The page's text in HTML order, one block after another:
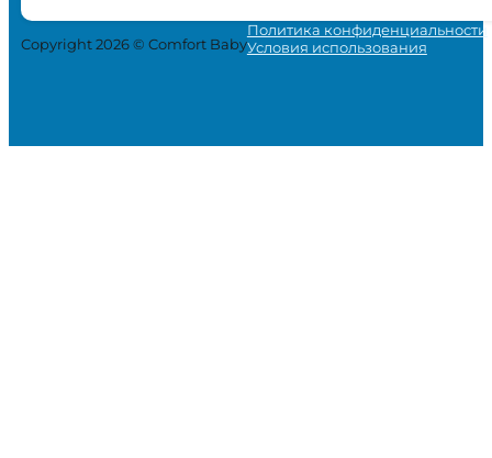
Copyright 2026 © Comfort Baby
Политика конфиденциальности
Условия использования